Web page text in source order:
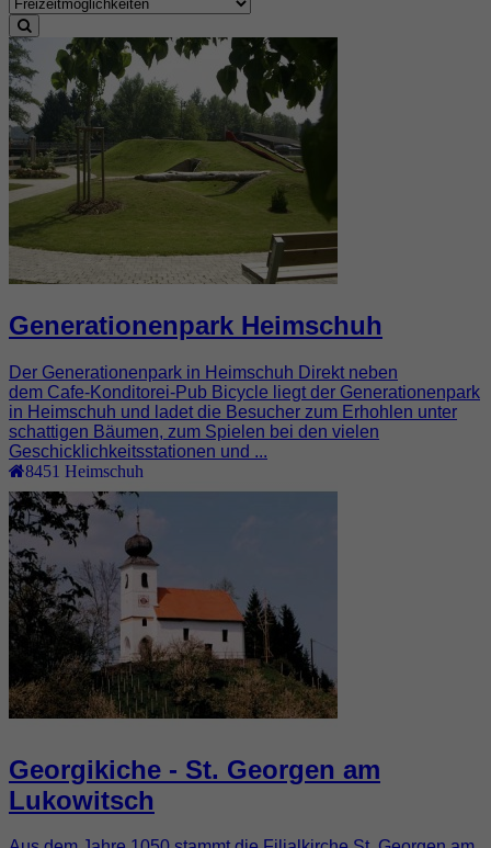
Generationenpark Heimschuh
Der Generationenpark in Heimschuh Direkt neben
dem Cafe-Konditorei-Pub Bicycle liegt der Generationenpark
in Heimschuh und ladet die Besucher zum Erhohlen unter
schattigen Bäumen, zum Spielen bei den vielen
Geschicklichkeitsstationen und ...
8451 Heimschuh
Georgikiche - St. Georgen am
Lukowitsch